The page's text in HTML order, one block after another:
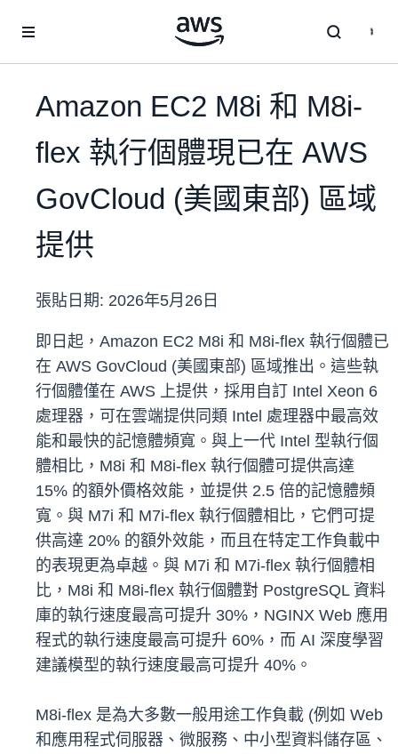
Amazon EC2 M8i 和 M8i-
flex 執行個體現已在 AWS
GovCloud (美國東部) 區域
提供
張貼日期: 2026年5月26日
即日起，Amazon EC2 M8i 和 M8i-flex 執行個體已
在 AWS GovCloud (美國東部) 區域推出。這些執
行個體僅在 AWS 上提供，採用自訂 Intel Xeon 6
處理器，可在雲端提供同類 Intel 處理器中最高效
能和最快的記憶體頻寬。與上一代 Intel 型執行個
體相比，M8i 和 M8i-flex 執行個體可提供高達
15% 的額外價格效能，並提供 2.5 倍的記憶體頻
寬。與 M7i 和 M7i-flex 執行個體相比，它們可提
供高達 20% 的額外效能，而且在特定工作負載中
的表現更為卓越。與 M7i 和 M7i-flex 執行個體相
比，M8i 和 M8i-flex 執行個體對 PostgreSQL 資料
庫的執行速度最高可提升 30%，NGINX Web 應用
程式的執行速度最高可提升 60%，而 AI 深度學習
建議模型的執行速度最高可提升 40%。
M8i-flex 是為大多數一般用途工作負載 (例如 Web
和應用程式伺服器、微服務、中小型資料儲存區、